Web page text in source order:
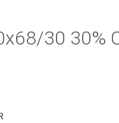
30 30%